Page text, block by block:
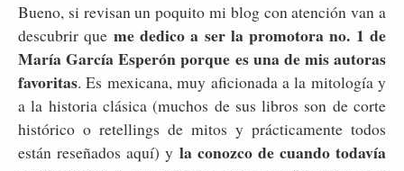
Bueno, si revisan un poquito mi blog con atención van a
descubrir que me dedico a ser la promotora no. 1 de
María García Esperón porque es una de mis autoras
favoritas. Es mexicana, muy aficionada a la mitología y
a la historia clásica (muchos de sus libros son de corte
histórico o retellings de mitos y prácticamente todos
están reseñados aquí) y la conozco de cuando todavía